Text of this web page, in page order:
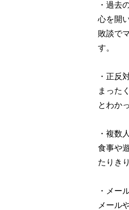
・過去
心を開
敗談で
す。
・正反
まった
とわか
・複数
食事や
たりき
・メー
メール